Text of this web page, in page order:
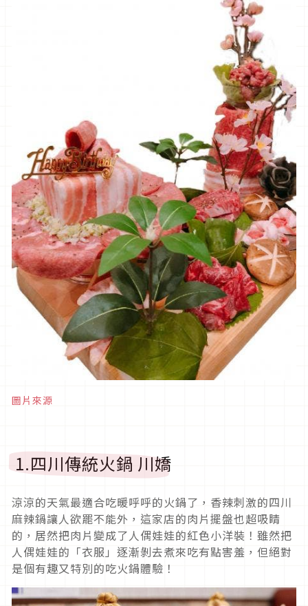
圖片來源
1.四川傳統火鍋 川嬌
涼涼的天氣最適合吃暖呼呼的火鍋了，香辣刺激的四川
麻辣鍋讓人欲罷不能外，這家店的肉片擺盤也超吸睛
的，居然把肉片變成了人偶娃娃的紅色小洋裝！雖然把
人偶娃娃的「衣服」逐漸剝去煮來吃有點害羞，但絕對
是個有趣又特別的吃火鍋體驗！